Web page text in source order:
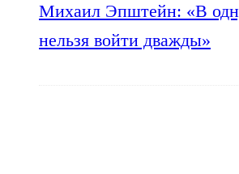
Михаил Эпштейн: «В
нельзя войти дважды»